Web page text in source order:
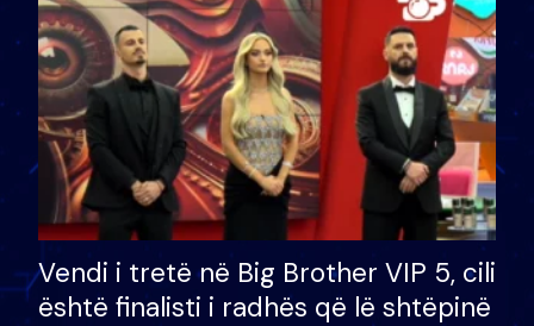
Vendi i tretë në Big Brother VIP 5, cili
është finalisti i radhës që lë shtëpinë